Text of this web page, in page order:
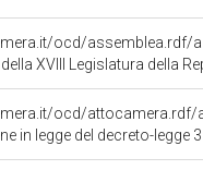
ocd/assemblea.rdf/
XVIII Legislatura della
ocd/attocamera.rdf/
legge 31 dicembre 2020, n. 183, recante disposizioni urgenti in materia di